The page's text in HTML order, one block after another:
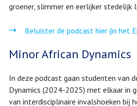
groener, slimmer en eerlijker stedelijk
Beluister de podcast hier (in het
Minor African Dynamics
In deze podcast gaan studenten van
Dynamics (2024-2025) met elkaar in
van interdisciplinaire invalshoeken bij